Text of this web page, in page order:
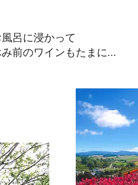
呂に浸かって
前のワインもたまに...